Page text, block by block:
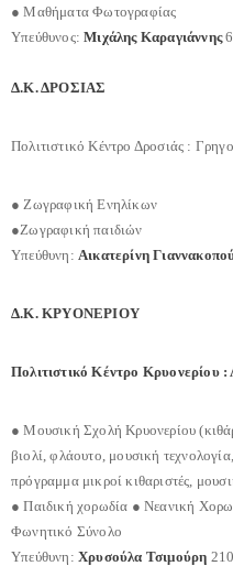
● Μαθήματα Φωτογραφίας
Υπεύθυνος: Μιχάλης Καραγιάννης
Δ.Κ. ΔΡΟΣΙΑΣ
Πολιτιστικό Κέντρο Δροσιάς :
● Ζωγραφική Ενηλίκων
●Ζωγραφική παιδιών
Υπεύθυνη: Αικατερίνη
Δ.Κ. ΚΡΥΟΝΕΡΙΟΥ
Πολιτιστικό Κέντρο Κρυονερίου
● Μουσική Σχολή Κρυονερίου
βιολί, φλάουτο, μουσική
πρόγραμμα μικροί κιθαριστές,
● Παιδική χορωδία ● Νεανική
Φωνητικό Σύνολο
Υπεύθυνη: Χρυσούλα Τσιμούρη